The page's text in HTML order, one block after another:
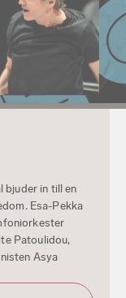
bjuder in till en
Esa-Pekka
Patoulidou,
Asya